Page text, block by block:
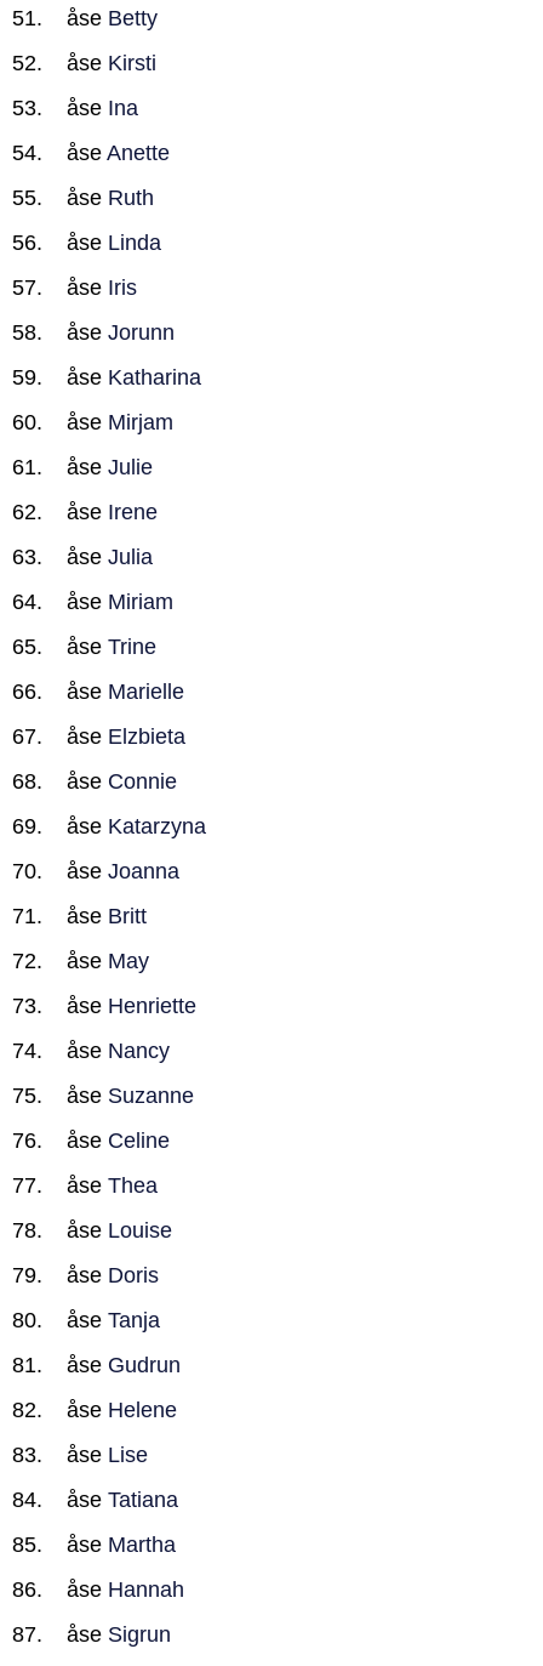
åse Betty
åse Kirsti
åse Ina
åse Anette
åse Ruth
åse Linda
åse Iris
åse Jorunn
åse Katharina
åse Mirjam
åse Julie
åse Irene
åse Julia
åse Miriam
åse Trine
åse Marielle
åse Elzbieta
åse Connie
åse Katarzyna
åse Joanna
åse Britt
åse May
åse Henriette
åse Nancy
åse Suzanne
åse Celine
åse Thea
åse Louise
åse Doris
åse Tanja
åse Gudrun
åse Helene
åse Lise
åse Tatiana
åse Martha
åse Hannah
åse Sigrun